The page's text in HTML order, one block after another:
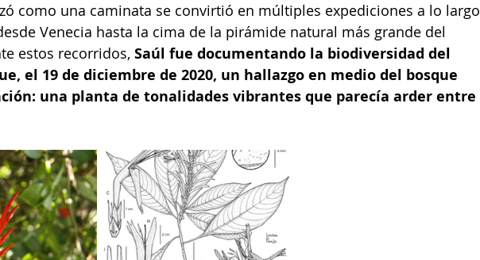
como una caminata se convirtió en múltiples expediciones a lo largo
Venecia hasta la cima de la pirámide natural más grande del
estos recorridos, Saúl fue documentando la biodiversidad del
el 19 de diciembre de 2020, un hallazgo en medio del bosque
una planta de tonalidades vibrantes que parecía arder entre